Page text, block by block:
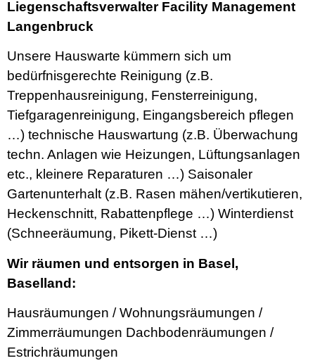
Liegenschaftsverwalter Facility Management
Langenbruck
Unsere Hauswarte kümmern sich um
bedürfnisgerechte Reinigung (z.B.
Treppenhausreinigung, Fensterreinigung,
Tiefgaragenreinigung, Eingangsbereich pflegen
…) technische Hauswartung (z.B. Überwachung
techn. Anlagen wie Heizungen, Lüftungsanlagen
etc., kleinere Reparaturen …) Saisonaler
Gartenunterhalt (z.B. Rasen mähen/vertikutieren,
Heckenschnitt, Rabattenpflege …) Winterdienst
(Schneeräumung, Pikett-Dienst …)
Wir räumen und entsorgen in Basel,
Baselland:
Hausräumungen / Wohnungsräumungen /
Zimmerräumungen Dachbodenräumungen /
Estrichräumungen